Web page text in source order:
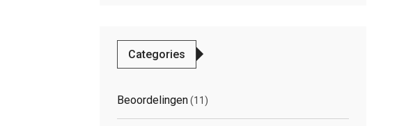
Categories
Beoordelingen(11)